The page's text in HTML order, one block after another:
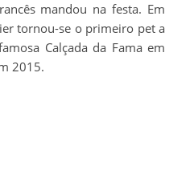
mandou na festa. Em
tornou-se o primeiro pet a
Calçada da Fama em
2015.